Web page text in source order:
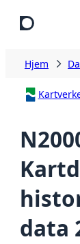
Hjem
data